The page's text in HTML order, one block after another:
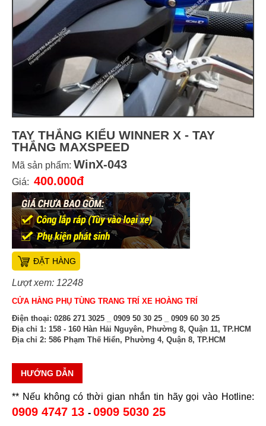
TAY THẮNG KIỂU WINNER X - TAY
THẮNG MAXSPEED
Mã sản phẩm: WinX-043
Giá: 400.000đ
ĐẶT HÀNG
Lượt xem: 12248
CỬA HÀNG PHỤ TÙNG TRANG TRÍ XE HOÀNG TRÍ
Điện thoại: 0286 271 3025 _ 0909 50 30 25 _ 0909 60 30 25
Địa chỉ 1: 158 - 160 Hàn Hải Nguyên, Phường 8, Quận 11, TP.HCM
Địa chỉ 2: 586 Phạm Thế Hiển, Phường 4, Quận 8, TP.HCM
HƯỚNG DẪN
** Nếu không có thời gian nhắn tin hãy gọi vào Hotline:
0909 4747 13 - 0909 5030 25